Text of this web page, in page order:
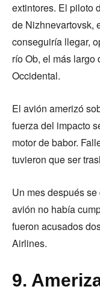
extintores. El piloto
de Nizhnevartovsk,
conseguiría llegar,
río Ob, el más
Occidental.
El avión amerizó
fuerza del impacto
motor de babor.
tuvieron que ser
Un mes después
avión no había
fueron acusados
Airlines.
9.